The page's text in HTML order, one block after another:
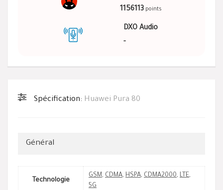
1156113 points
DXO Audio
-
Spécification: Huawei Pura 80
Général
Technologie
GSM, CDMA, HSPA, CDMA2000, LTE,
5G